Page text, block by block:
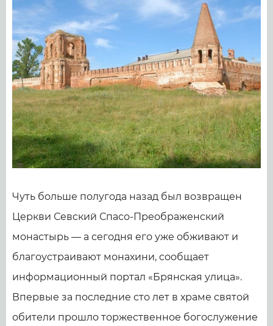
Чуть больше полугода назад был возвращен
Церкви Севский Спасо-Преображенский
монастырь — а сегодня его уже обживают и
благоустраивают монахини, сообщает
информационный портал «Брянская улица».
Впервые за последние сто лет в храме святой
обители прошло торжественное богослужение